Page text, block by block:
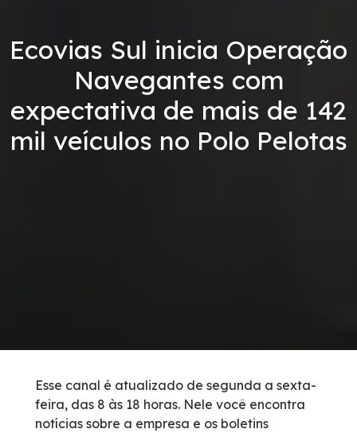
Demonstrações Financeiras
Código de Conduta
Condições da Via
Inspeção de Tráfego
Ecovias Sul inicia Operação
Navegantes com
expectativa de mais de 142
mil veículos no Polo Pelotas
Esse canal é atualizado de segunda a sexta-
feira, das 8 às 18 horas. Nele você encontra
notícias sobre a empresa e os boletins